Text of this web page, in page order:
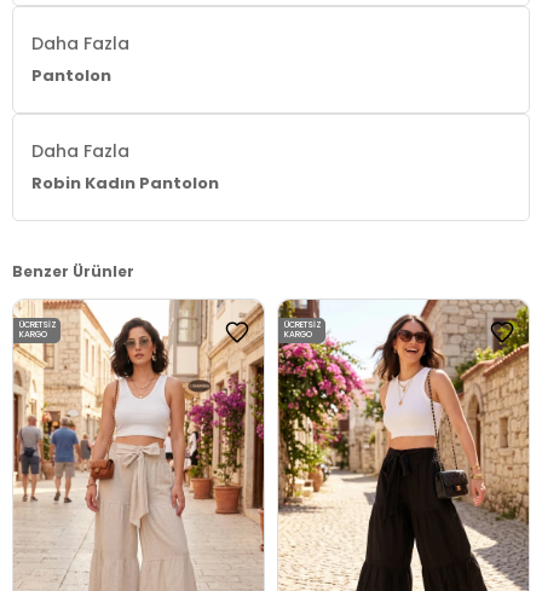
Menşei:İtalya
Detaylar:
Daha Fazla
Pantolon
Daha Fazla
Robin Kadın Pantolon
Benzer Ürünler
ÜCRETSIZ
KARGO
ÜCRETSIZ
KARGO